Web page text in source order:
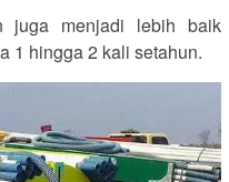
juga menjadi lebih baik
1 hingga 2 kali setahun.